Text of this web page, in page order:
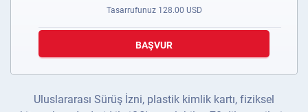
Tasarrufunuz 128.00 USD
BAŞVUR
Uluslararası Sürüş İzni, plastik kimlik kartı, fiziksel